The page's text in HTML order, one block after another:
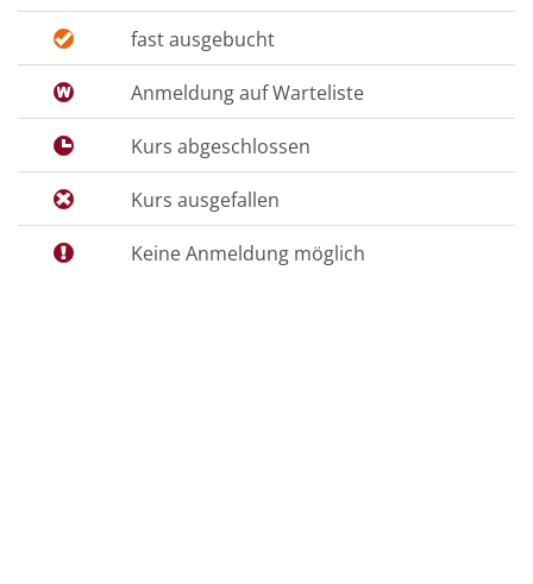
fast ausgebucht
Anmeldung auf Warteliste
Kurs abgeschlossen
Kurs ausgefallen
Keine Anmeldung möglich